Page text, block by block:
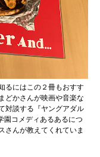
るにはこの２冊もおすす
どかさんが映画や音楽な
対談する『ヤングアダル
園コメディあるあるにつ
さんが教えてくれていま